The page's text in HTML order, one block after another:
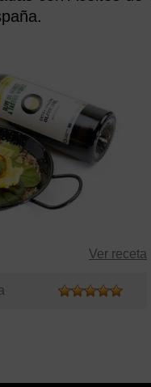
Ver receta